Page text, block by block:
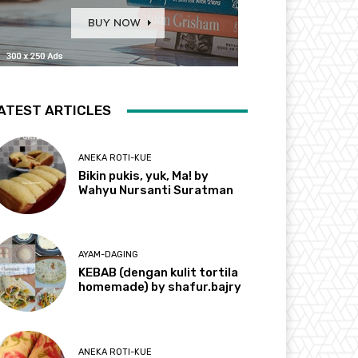
ARTICLES
ANEKA ROTI-KUE
Bikin pukis, yuk, Ma! by
Wahyu Nursanti Suratman
AYAM-DAGING
KEBAB (dengan kulit tortila
homemade) by shafur.bajry
ANEKA ROTI-KUE